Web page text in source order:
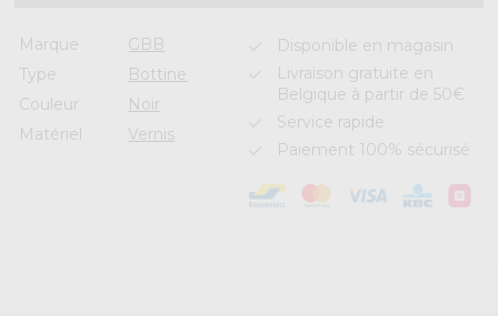
Marque
GBB
Type
Bottine
Couleur
Noir
Matériel
Vernis
Disponible en magasin
Livraison gratuite en
Belgique à partir de 50€
Service rapide
Paiement 100% sécurisé